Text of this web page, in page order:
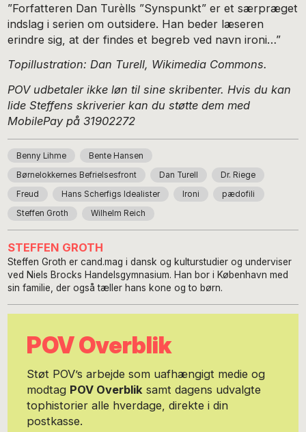
”Forfatteren Dan Turèlls ”Synspunkt” er et særpræget
indslag i serien om outsidere. Han beder læseren
erindre sig, at der findes et begreb ved navn ironi…”
Topillustration: Dan Turell, Wikimedia Commons.
POV udbetaler ikke løn til sine skribenter. Hvis du kan
lide Steffens skriverier kan du støtte dem med
MobilePay på 31902272
Benny Lihme Bente Hansen
Børnelokkernes Befrielsesfront Dan Turell Dr. Riege
Freud Hans Scherfigs Idealister Ironi pædofili
Steffen Groth Wilhelm Reich
STEFFEN GROTH
Steffen Groth er cand.mag i dansk og kulturstudier og underviser
ved Niels Brocks Handelsgymnasium. Han bor i København med
sin familie, der også tæller hans kone og to børn.
POV Overblik
Støt POV’s arbejde som uafhængigt medie og
modtag POV Overbliksamt dagens udvalgte
tophistorier alle hverdage, direkte i din
postkasse.